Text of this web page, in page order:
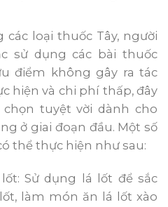
các loại thuốc Tây, người
sử dụng các bài thuốc
điểm không gây ra tác
hiện và chi phí thấp, đây
tuyệt vời dành cho
ở giai đoạn đầu. Một số
thể thực hiện như sau:
Sử dụng lá lốt để sắc
làm món ăn lá lốt xào